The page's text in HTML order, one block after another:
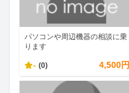
パソコンや周辺機器の相談に乗
ります
- (0) 4,500円